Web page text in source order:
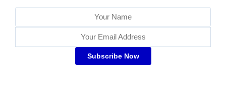
Subscribe Now